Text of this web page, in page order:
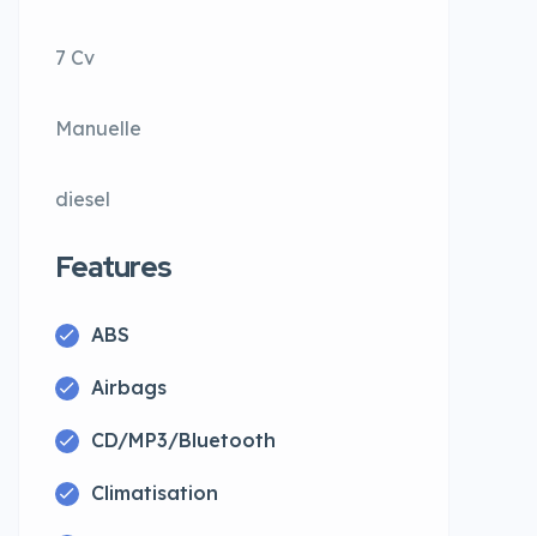
7 Cv
Manuelle
diesel
Features
ABS
Airbags
CD/MP3/Bluetooth
Climatisation